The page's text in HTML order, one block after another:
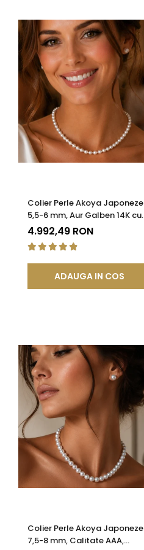
Colier Perle Akoya Japoneze
5,5-6 mm, Aur Galben 14K cu
Închizătoare Filigranată |
KASKADDA®
4.992,49 RON
ADAUGA IN COS
Colier Perle Akoya Japoneze
7,5-8 mm, Calitate AAA,